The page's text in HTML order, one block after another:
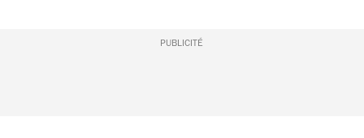
PUBLICITÉ